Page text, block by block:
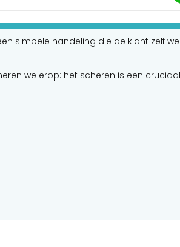
simpele handeling die de klant zelf
we erop: het scheren is een